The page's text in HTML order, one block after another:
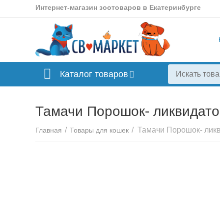
Интернет-магазин зоотоваров в Екатеринбурге
Каталог товаров
Тамачи Порошок-
Главная / Товары для кошек /